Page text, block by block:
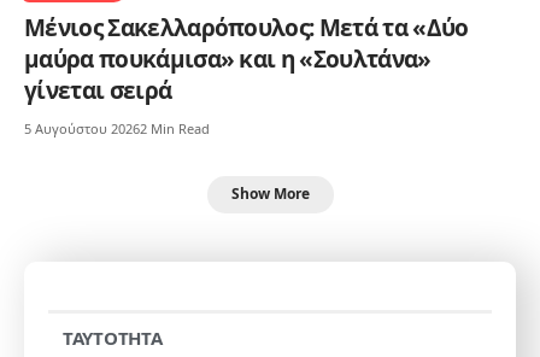
Μένιος Σακελλαρόπουλος: Μετά τα «Δύο
μαύρα πουκάμισα» και η «Σουλτάνα»
γίνεται σειρά
5 Αυγούστου 20262 Min Read
Show More
TAYTOTHTA